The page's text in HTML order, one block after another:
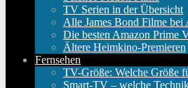
TV Serien in der Übersicht
Alle James Bond Filme bei
Die besten Amazon Prime
Ältere Heimkino-Premieren
Fernsehen
TV-Größe: Welche Größe
Smart-TV – welche